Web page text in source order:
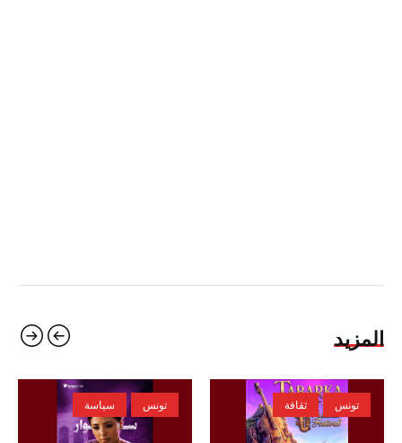
المزيد
تونس ثقافة تونس سياسة